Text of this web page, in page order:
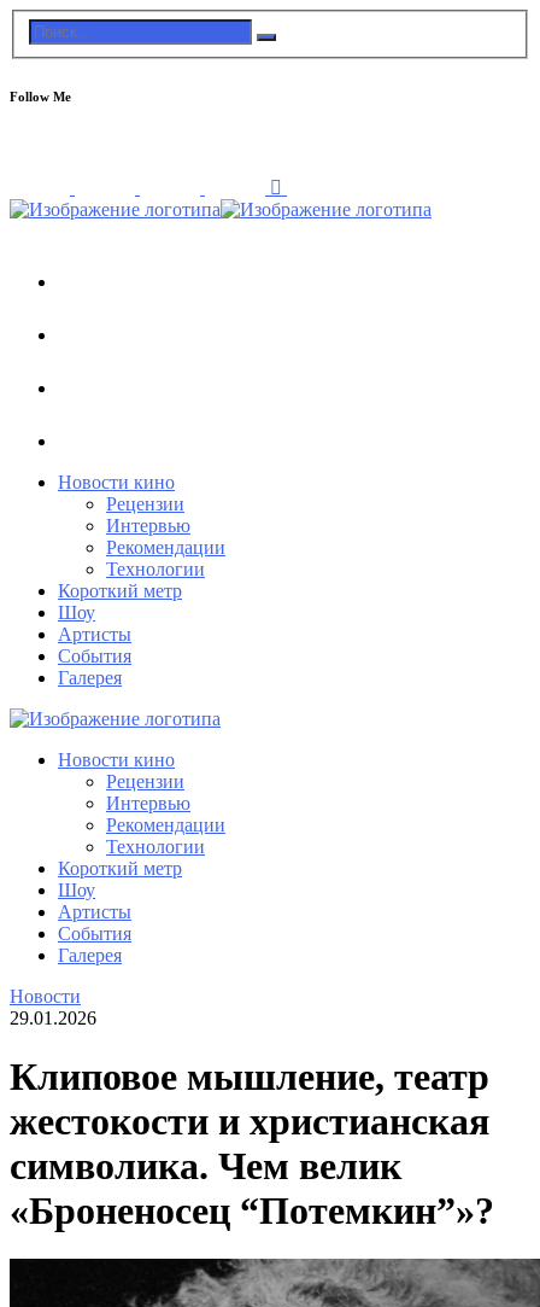
Follow Me
Новости кино
Рецензии
Интервью
Рекомендации
Технологии
Короткий метр
Шоу
Артисты
События
Галерея
Новости кино
Рецензии
Интервью
Рекомендации
Технологии
Короткий метр
Шоу
Артисты
События
Галерея
Новости
29.01.2026
Клиповое мышление, театр
жестокости и христианская
символика. Чем велик
«Броненосец “Потемкин”»?